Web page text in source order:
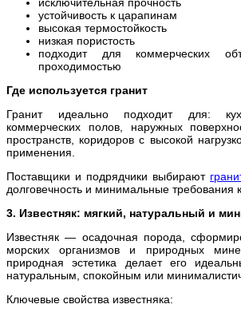
исключительная прочность
устойчивость к царапинам
высокая термостойкость
низкая пористость
подходит для коммерческих
проходимостью
Где используется гранит
Гранит идеально подходит для:
коммерческих полов, наружных
пространств, коридоров с высокой
применения.
Поставщики и подрядчики выбирают
долговечность и минимальные требования
3. Известняк: мягкий, натуральный и
Известняк — осадочная порода,
морских организмов и природных
природная эстетика делает его
натуральным, спокойным или
Ключевые свойства известняка: